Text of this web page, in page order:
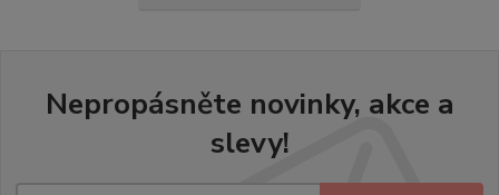
Nepropásněte novinky, akce a
slevy!